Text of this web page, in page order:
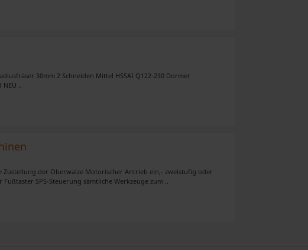
30mm 2 Schneiden Mittel HSSAI Q122-230 Dormer
..
Zustellung der Oberwalze Motorischer Antrieb ein,- zweistufig oder
SPS-Steuerung sämtliche Werkzeuge zum ..